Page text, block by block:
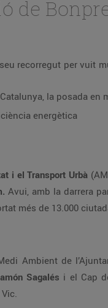
de
recorregut per vuit
la posada
energètica
i el Transport Urbà
Avui, amb la darrera
més de 13.000
Ambient de
Sagalés i el Cap